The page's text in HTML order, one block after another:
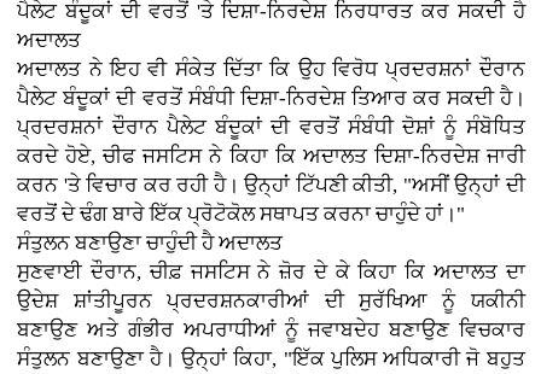
ਪੈਲੇਟ ਬੰਦੂਕਾਂ ਦੀ ਵਰਤੋਂ 'ਤੇ ਦਿਸ਼ਾ-ਨਿਰਦੇਸ਼ ਨਿਰਧਾਰਤ ਕਰ ਸਕਦੀ ਹੈ
ਅਦਾਲਤ
ਅਦਾਲਤ ਨੇ ਇਹ ਵੀ ਸੰਕੇਤ ਦਿੱਤਾ ਕਿ ਉਹ ਵਿਰੋਧ ਪ੍ਰਦਰਸ਼ਨਾਂ ਦੌਰਾਨ
ਪੈਲੇਟ ਬੰਦੂਕਾਂ ਦੀ ਵਰਤੋਂ ਸੰਬੰਧੀ ਦਿਸ਼ਾ-ਨਿਰਦੇਸ਼ ਤਿਆਰ ਕਰ ਸਕਦੀ ਹੈ।
ਪ੍ਰਦਰਸ਼ਨਾਂ ਦੌਰਾਨ ਪੈਲੇਟ ਬੰਦੂਕਾਂ ਦੀ ਵਰਤੋਂ ਸੰਬੰਧੀ ਦੋਸ਼ਾਂ ਨੂੰ ਸੰਬੋਧਿਤ
ਕਰਦੇ ਹੋਏ, ਚੀਫ ਜਸਟਿਸ ਨੇ ਕਿਹਾ ਕਿ ਅਦਾਲਤ ਦਿਸ਼ਾ-ਨਿਰਦੇਸ਼ ਜਾਰੀ
ਕਰਨ 'ਤੇ ਵਿਚਾਰ ਕਰ ਰਹੀ ਹੈ। ਉਨ੍ਹਾਂ ਟਿੱਪਣੀ ਕੀਤੀ, "ਅਸੀਂ ਉਨ੍ਹਾਂ ਦੀ
ਵਰਤੋਂ ਦੇ ਢੰਗ ਬਾਰੇ ਇੱਕ ਪ੍ਰੋਟੋਕੋਲ ਸਥਾਪਤ ਕਰਨਾ ਚਾਹੁੰਦੇ ਹਾਂ।"
ਸੰਤੁਲਨ ਬਣਾਉਣਾ ਚਾਹੁੰਦੀ ਹੈ ਅਦਾਲਤ
ਸੁਣਵਾਈ ਦੌਰਾਨ, ਚੀਫ਼ ਜਸਟਿਸ ਨੇ ਜ਼ੋਰ ਦੇ ਕੇ ਕਿਹਾ ਕਿ ਅਦਾਲਤ ਦਾ
ਉਦੇਸ਼ ਸ਼ਾਂਤੀਪੂਰਨ ਪ੍ਰਦਰਸ਼ਨਕਾਰੀਆਂ ਦੀ ਸੁਰੱਖਿਆ ਨੂੰ ਯਕੀਨੀ
ਬਣਾਉਣ ਅਤੇ ਗੰਭੀਰ ਅਪਰਾਧੀਆਂ ਨੂੰ ਜਵਾਬਦੇਹ ਬਣਾਉਣ ਵਿਚਕਾਰ
ਸੰਤੁਲਨ ਬਣਾਉਣਾ ਹੈ। ਉਨ੍ਹਾਂ ਕਿਹਾ, "ਇੱਕ ਪੁਲਿਸ ਅਧਿਕਾਰੀ ਜੋ ਬਹੁਤ